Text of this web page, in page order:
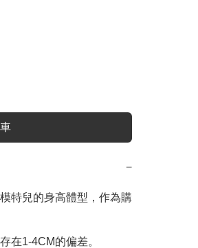
−
特兒的身高體型，作為購
在1-4CM的偏差。